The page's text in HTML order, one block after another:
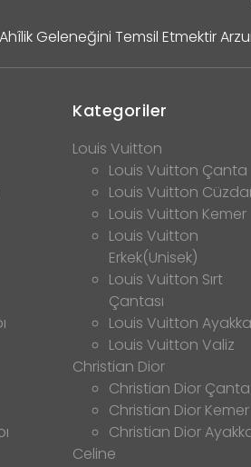
Ahîlik Geleneğini Temsil Etmektir
Kategoriler
Louis Vuitton
Louis Vuitton Çanta
Louis Vuitton
Louis Vuitton Kemer
Louis Vuitton
Erkek(Unisek)
Louis Vuitton Sırt
Çantası
Louis Vuitton
Louis Vuitton Valiz
Christian Dior
Christian Dior Çanta
Christian Dior Kemer
Christian Dior
Celine